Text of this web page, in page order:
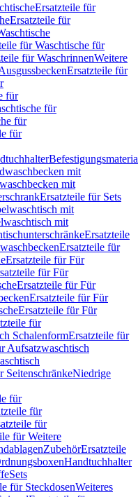
Ersatzteile für
Ersatzteile für
für Waschtische für
für WaschrinnenWeitere
Ersatzteile für
für
für
für
für
mit
mit
Ersatzteile für Sets
mit
mit
Ersatzteile
Ersatzteile für
Ersatzteile für Für
für Für
Ersatzteile für Für
Ersatzteile für Für
Ersatzteile für Für
für
SchalenformErsatzteile für
Aufsatzwaschtisch
SeitenschränkeNiedrige
für
für
für
für Weitere
ZubehörErsatzteile
Handtuchhalter
Sets
für SteckdosenWeiteres